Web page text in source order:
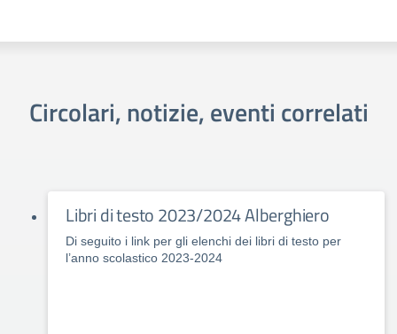
Circolari, notizie, eventi correlati
Libri di testo 2023/2024 Alberghiero
Di seguito i link per gli elenchi dei libri di testo per
l’anno scolastico 2023-2024